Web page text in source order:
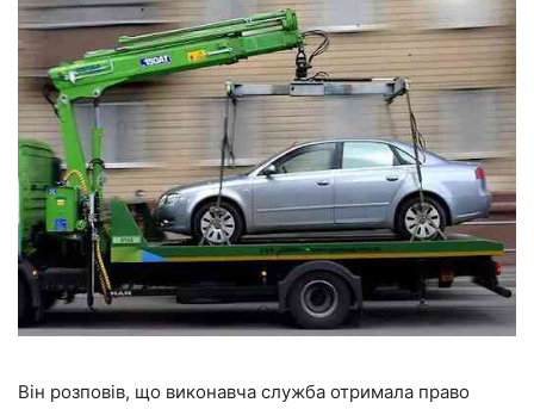
Він розповів, що виконавча служба отримала право